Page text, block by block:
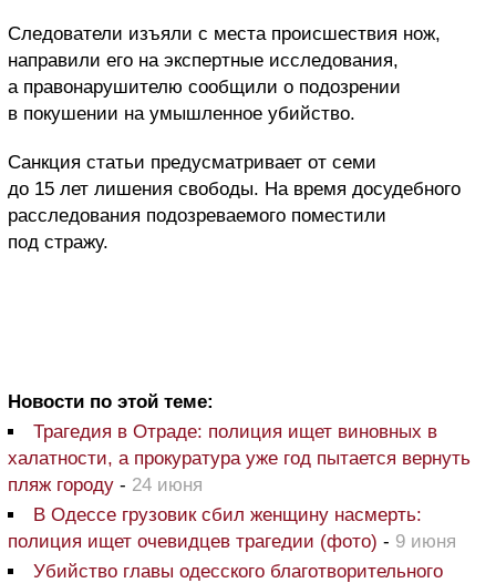
Следователи изъяли с места происшествия нож,
направили его на экспертные исследования,
а правонарушителю сообщили о подозрении
в покушении на умышленное убийство.
Санкция статьи предусматривает от семи
до 15 лет лишения свободы. На время досудебного
расследования подозреваемого поместили
под стражу.
Новости по этой теме:
Трагедия в Отраде: полиция ищет виновных в
халатности, а прокуратура уже год пытается вернуть
пляж городу - 24 июня
В Одессе грузовик сбил женщину насмерть:
полиция ищет очевидцев трагедии (фото) - 9 июня
Убийство главы одесского благотворительного